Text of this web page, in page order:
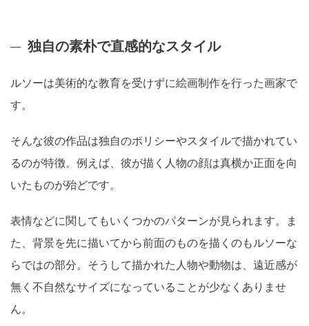
独自の素朴で直感的なスタイル
ルソーは美術的な教育を受けずに絵画制作を行った画家で
す。
そんな彼の作品は独自のポリシーやスタイルで描かれてい
るのが特徴。例えば、彼が描く人物の顔は真横か正面を向
いたものが殆どです。
表情などに関してもいくつかのパターンが見られます。ま
た、背景を先に描いてから前面のものを描くのもルソーな
らではの部分。そうして描かれた人物や動物は、遠近感が
無く不自然なサイズになっていることが少なくありませ
ん。